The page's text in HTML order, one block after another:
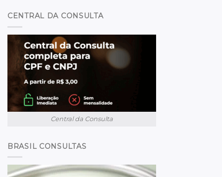
CENTRAL DA CONSULTA
Central da Consulta
BRASIL CONSULTAS